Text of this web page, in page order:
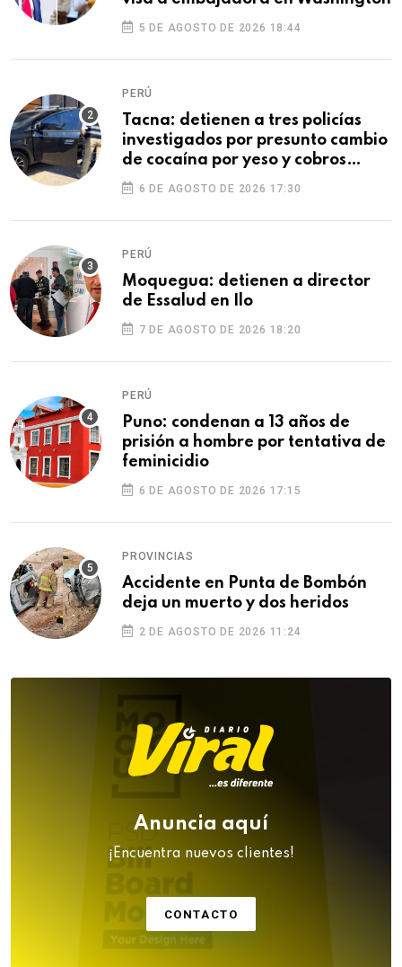
5 DE AGOSTO DE 2026 18:44
PERÚ
Tacna: detienen a tres policías
investigados por presunto cambio
de cocaína por yeso y cobros
ilegales
6 DE AGOSTO DE 2026 17:30
PERÚ
Moquegua: detienen a director
de Essalud en Ilo
7 DE AGOSTO DE 2026 18:20
PERÚ
Puno: condenan a 13 años de
prisión a hombre por tentativa de
feminicidio
6 DE AGOSTO DE 2026 17:15
PROVINCIAS
Accidente en Punta de Bombón
deja un muerto y dos heridos
2 DE AGOSTO DE 2026 11:24
Anuncia aquí
¡Encuentra nuevos clientes!
CONTACTO